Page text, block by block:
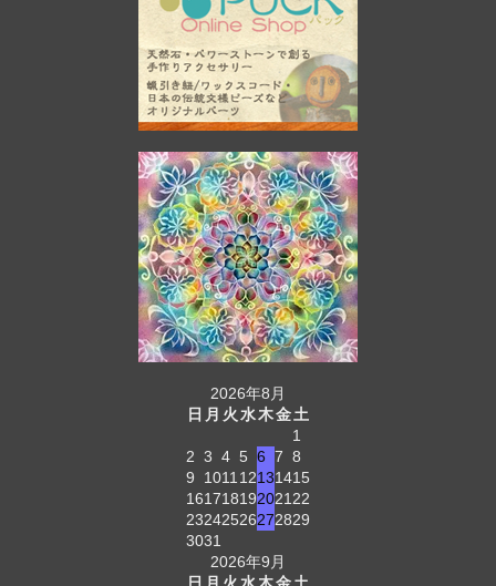
2026年8月
日 月 火水木金土
1
2 3 4 5 6 7 8
9
1011 12131415
161718192021 22
23242526272829
3031
2026年9月